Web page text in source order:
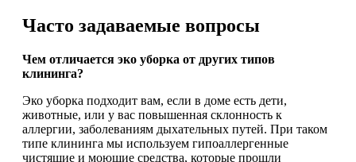
Часто задаваемые вопросы
Чем отличается эко уборка от других типов
клининга?
Эко уборка подходит вам, если в доме есть дети,
животные, или у вас повышенная склонность к
аллергии, заболеваниям дыхательных путей. При таком
типе клининга мы используем гипоаллергенные
чистящие и моющие средства, которые прошли